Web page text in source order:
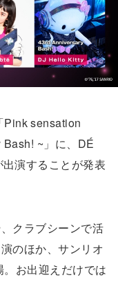
Pink sensation
~」に、DÉ
演することが発表
クラブシーンで活
のほか、サンリオ
お出迎えだけでは